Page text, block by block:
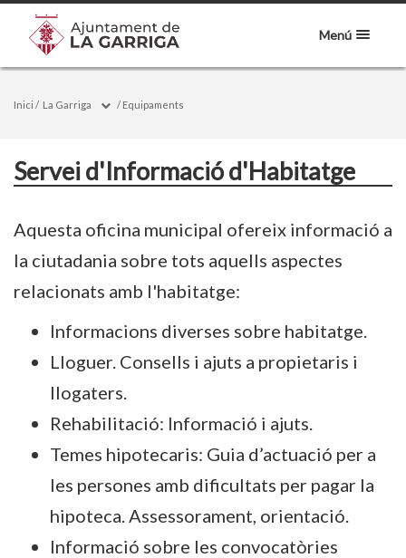
Menú
Inici / La Garriga / Equipaments
Servei d'Informació d'Habitatge
Aquesta oficina municipal ofereix informació a
la ciutadania sobre tots aquells aspectes
relacionats amb l'habitatge:
Informacions diverses sobre habitatge.
Lloguer. Consells i ajuts a propietaris i
llogaters.
Rehabilitació: Informació i ajuts.
Temes hipotecaris: Guia d’actuació per a
les persones amb dificultats per pagar la
hipoteca. Assessorament, orientació.
Informació sobre les convocatòries